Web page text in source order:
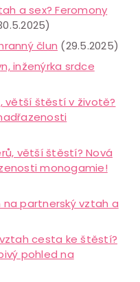
a sex? Feromony
člun (29.5.2025)
inženýrka srdce
větší štěstí v životě?
větší štěstí? Nová
monogamie!
na partnerský vztah a
cesta ke štěstí?
pohled na